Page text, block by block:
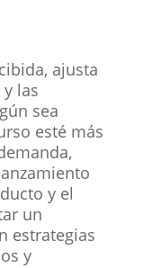
ajusta
las
sea
esté más
y el
un
estrategias
y